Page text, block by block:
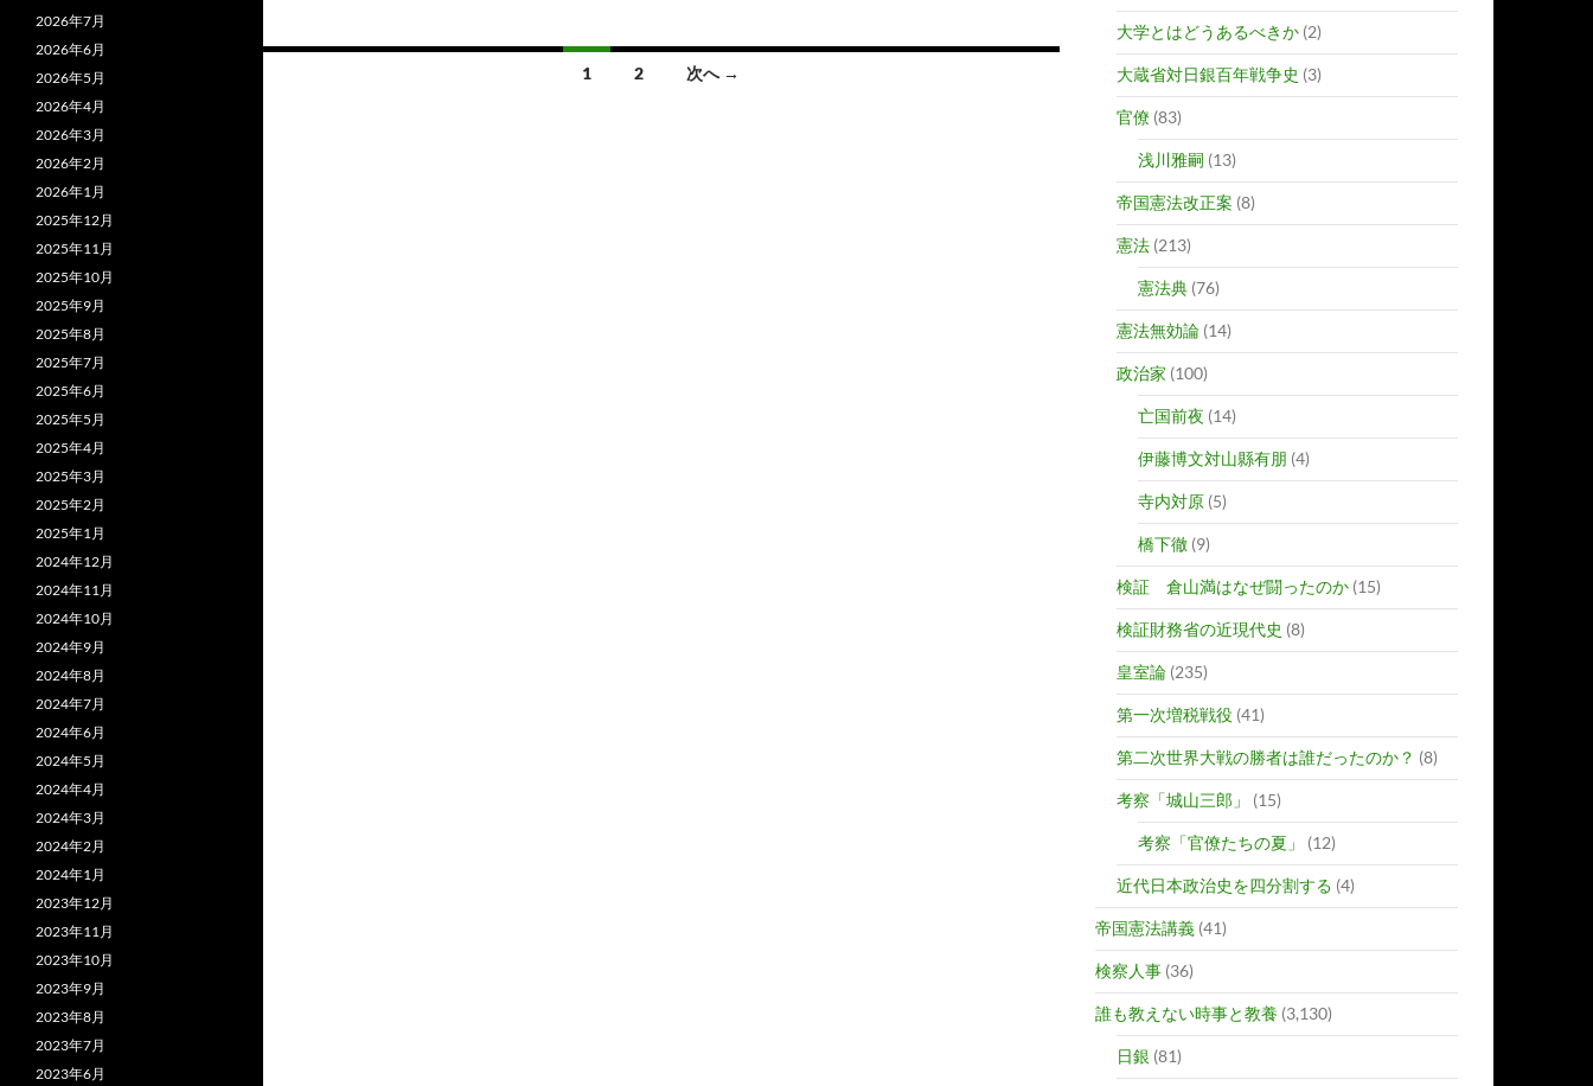
b es
y
n
a
1 2 次へ →
大学とはどうあるべきか (2)
大蔵省対日銀百年戦争史 (3)
官僚 (83)
浅川雅嗣 (13)
帝国憲法改正案 (8)
憲法 (213)
憲法典 (76)
憲法無効論 (14)
政治家 (100)
亡国前夜 (14)
伊藤博文対山縣有朋 (4)
寺内対原 (5)
橋下徹 (9)
検証 倉山満はなぜ闘ったのか (15)
検証財務省の近現代史 (8)
皇室論 (235)
第一次増税戦役 (41)
第二次世界大戦の勝者は誰だったのか？ (8)
考察「城山三郎」 (15)
考察「官僚たちの夏」 (12)
近代日本政治史を四分割する (4)
帝国憲法講義 (41)
検察人事 (36)
誰も教えない時事と教養 (3,130)
日銀 (81)
2026年7月
2026年6月
2026年5月
2026年4月
2026年3月
2026年2月
2026年1月
2025年12月
2025年11月
2025年10月
2025年9月
2025年8月
2025年7月
2025年6月
2025年5月
2025年4月
2025年3月
2025年2月
2025年1月
2024年12月
2024年11月
2024年10月
2024年9月
2024年8月
2024年7月
2024年6月
2024年5月
2024年4月
2024年3月
2024年2月
2024年1月
2023年12月
2023年11月
2023年10月
2023年9月
2023年8月
2023年7月
2023年6月